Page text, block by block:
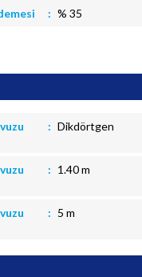
% 35
Dikdörtgen
1.40 m
5 m